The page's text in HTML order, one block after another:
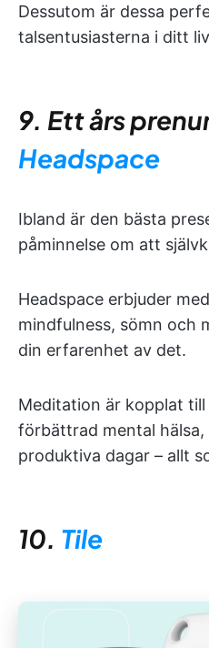
Dessutom är dessa
talsentusiasterna i ditt
9. Ett års
Headspace
Ibland är den bästa
påminnelse om att
Headspace erbjuder
mindfulness, sömn och
din erfarenhet av det.
Meditation är kopplat
förbättrad mental
produktiva dagar – allt
10. Tile